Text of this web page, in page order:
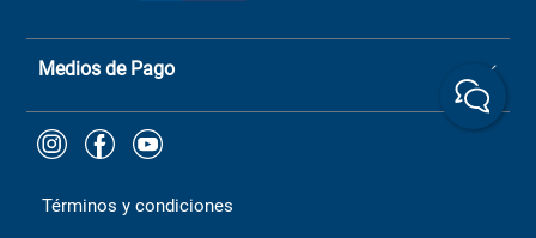
Medios de Pago
Términos y condiciones